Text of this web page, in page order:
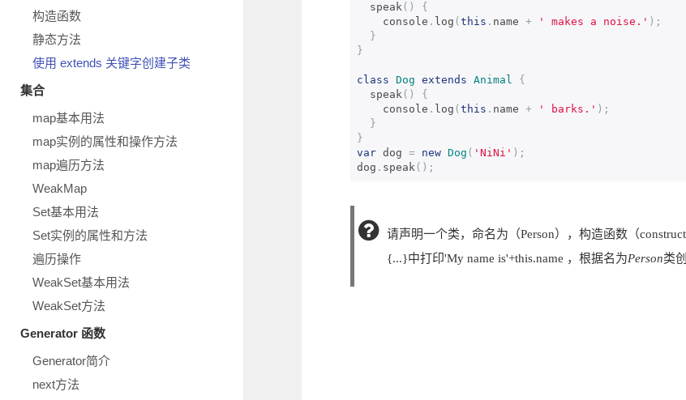
构造函数
静态方法
使用 extends 关键字创建子类
集合
map基本用法
map实例的属性和操作方法
map遍历方法
WeakMap
Set基本用法
Set实例的属性和方法
遍历操作
WeakSet基本用法
WeakSet方法
Generator 函数
Generator简介
next方法
  speak
()
{
    console
. log ( this . name + ' makes a noise.' );
}
}
class Dog extends Animal
{
  speak
()
{
    console
. log ( this . name + ' barks.' );
}
}
var dog = new Dog ( 'NiNi' );
dog . speak();
请声明一个类，命名为（Person），构造函数（
{...}中打印'My name is'+this.name ，根据名为Person类